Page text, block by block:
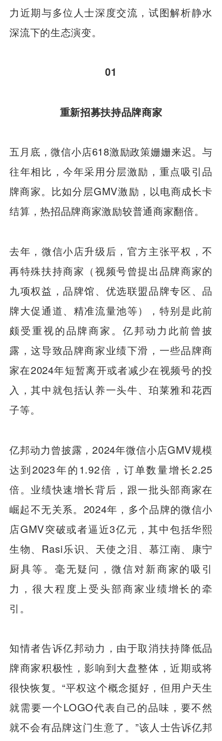
力近期与多位人士深度交流，试图解析静水
深流下的生态演变。
01
重新招募扶持品牌商家
五月底，微信小店618激励政策姗姗来迟。与
往年相比，今年采用分层激励，重点吸引品
牌商家。比如分层GMV激励，以电商成长卡
结算，热招品牌商家激励较普通商家翻倍。
去年，微信小店升级后，官方主张平权，不
再特殊扶持商家（视频号曾提出品牌商家的
九项权益，品牌馆、优选联盟品牌专区、品
牌大促通道、精准流量池等），特别是此前
颇受重视的品牌商家。亿邦动力此前曾披
露，这导致品牌商家业绩下滑，一些品牌商
家在2024年短暂离开或者减少在视频号的投
入，其中就包括认养一头牛、珀莱雅和花西
子等。
亿邦动力曾披露，2024年微信小店GMV规模
达到2023年的1.92倍，订单数量增长2.25
倍。业绩快速增长背后，跟一批头部商家在
崛起不无关系。2024年，多个品牌的微信小
店GMV突破或者逼近3亿元，其中包括华熙
生物、Rasi乐识、天使之泪、慕江南、康宁
厨具等。毫无疑问，微信对新商家的吸引
力，很大程度上受头部商家业绩增长的牵
引。
知情者告诉亿邦动力，由于取消扶持降低品
牌商家积极性，影响到大盘整体，近期或将
很快恢复。“平权这个概念挺好，但用户天生
就需要一个LOGO代表自己的品味，要不然
就不会有品牌这门生意了。”该人士告诉亿邦